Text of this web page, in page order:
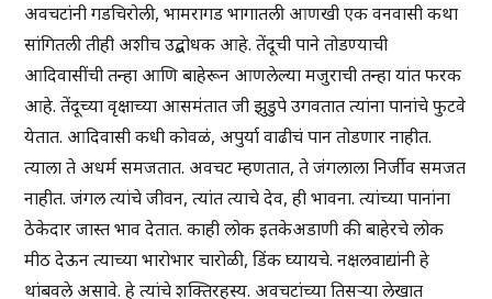
अवचटांनी गडचिरोली, भामरागड भागातली आणखी एक वनवासी कथा
सांगितली तीही अशीच उद्बोधक आहे. तेंदूची पाने तोडण्याची
आदिवासींची तन्हा आणि बाहेरून आणलेल्या मजुराची तन्हा यांत फरक
आहे. तेंदूच्या वृक्षाच्या आसमंतात जी झुडुपे उगवतात त्यांना पानांचे फुटवे
येतात. आदिवासी कधी कोवळं, अपुर्या वाढीचं पान तोडणार नाहीत.
त्याला ते अधर्म समजतात. अवचट म्हणतात, ते जंगलाला निर्जीव समजत
नाहीत. जंगल त्यांचे जीवन, त्यांत त्याचे देव, ही भावना. त्यांच्या पानांना
ठेकेदार जास्त भाव देतात. काही लोक इतकेअडाणी की बाहेरचे लोक
मीठ देऊन त्याच्या भारोभार चारोळी, डिंक घ्यायचे. नक्षलवाद्यांनी हे
थांबवले असावे. हे त्यांचे शक्तिरहस्य. अवचटांच्या तिसऱ्या लेखात